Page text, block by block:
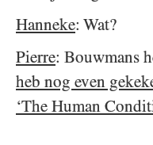
Hanneke: Wat?
Pierre: Bouwmans
heb nog even
‘The Human